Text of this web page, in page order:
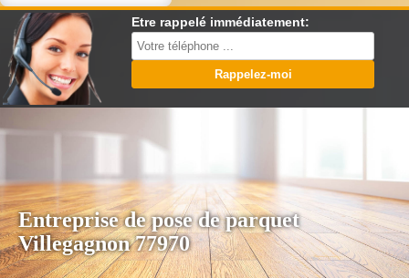
Etre rappelé immédiatement:
Entreprise de pose de parquet
Villegagnon 77970